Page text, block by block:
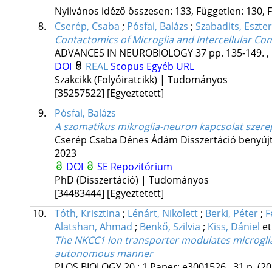
Nyilvános idéző összesen: 133, Független: 130,
8.
Cserép, Csaba ; Pósfai, Balázs ; Szabadits, Eszter
Contactomics of Microglia and Intercellular
ADVANCES IN NEUROBIOLOGY37 pp. 135-149.
DOI
REALScopus Egyéb URL
Szakcikk (Folyóiratcikk) | Tudományos
[35257522] [Egyeztetett]
9.
Pósfai, Balázs
A szomatikus mikroglia-neuron kapcsolat
Cserép Csaba Dénes Ádám Disszertáció
2023
DOI
SE Repozitórium
PhD (Disszertáció) | Tudományos
[34483444] [Egyeztetett]
10.
Tóth, Krisztina ; Lénárt, Nikolett ; Berki, Péter ;
Alatshan, Ahmad ; Benkő, Szilvia ; Kiss, Dániel
The NKCC1 ion transporter modulates
autonomous manner